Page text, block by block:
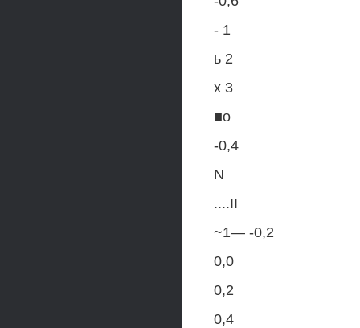
- 1
ь 2
х 3
■о
-0,4
N
....II
~1— -0,2
0,0
0,2
0,4